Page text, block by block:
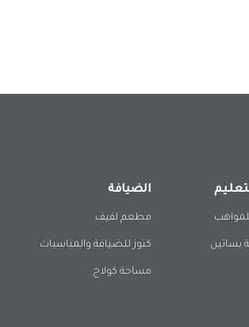
الضيافة
مطعم لفيف
كنوز للضيافة والمناسبات
مساحة كولاج
بساتين